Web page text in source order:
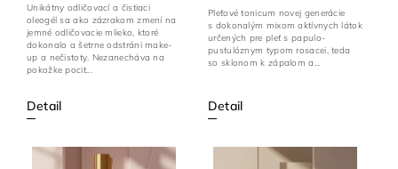
Detail
Unikátny odličovací a čistiaci
oleogél sa ako zázrakom zmení na
jemné odličovacie mlieko, ktoré
dokonalo a šetrne odstráni make-
up a nečistoty. Nezanecháva na
pokožke pocit...
Detail
Pleťové tonicum novej generácie
s dokonalým mixom aktívnych látok
určených pre pleť s papulo-
pustulóznym typom rosacei, teda
so sklonom k zápalom a...